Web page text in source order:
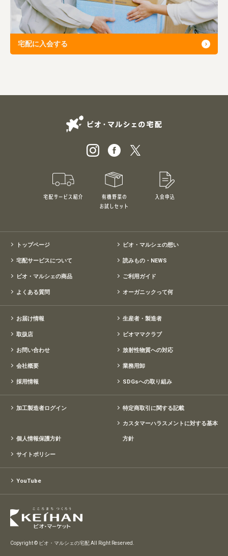
宅配に入会する
宅配サービス紹介 有機野菜のお試しセット
トップページ ビオ・マルシェの想い
宅配サービスについて 読みもの・NEWS
ビオ・マルシェの商品 ご利用ガイド
よくある質問 オーガニックって何
お届け情報 生産者・製造者
取扱店 ビオママクラブ
お問い合わせ 放射性物質への対応
会社概要 業務用卸
採用情報 SDGsへの取り組み
加工製造者ログイン 特定商取引に関する記載
個人情報保護方針
カスタマーハラスメントに対する基本
方針
サイトポリシー
YouTube
Copyright © ビオ・マルシェの宅配 All Right Reserved.